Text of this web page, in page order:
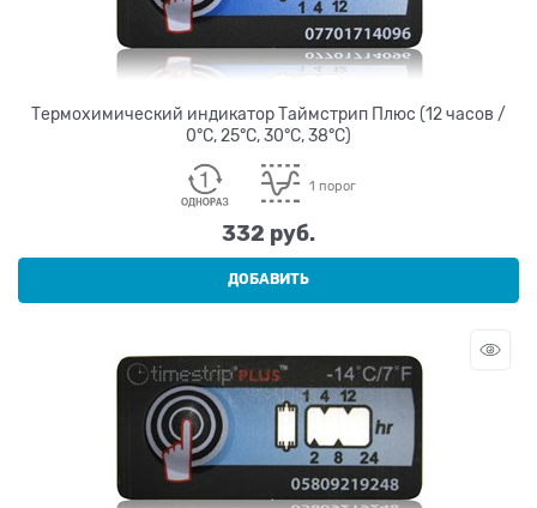
Термохимический индикатор Таймстрип Плюс (12 часов /
0°C, 25°C, 30°C, 38°C)
1 порог
332 руб.
ДОБАВИТЬ